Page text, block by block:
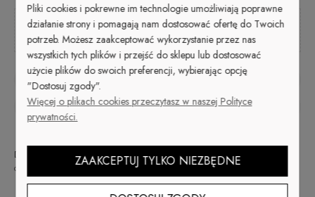
Kup i zapłać później
zapytaj o produkt
poleć znajomemu
Dostępność:
duża ilość
Wysyłka w: 48 Dostawa: od 9,99 zł - ORLEN Paczka
(Polska)
Cena nie zawiera ewentualnych kosztów płatności
sprawdź formy dostawy
Pliki cookies i pokrewne im technologie umożliwiają poprawne
działanie strony i pomagają nam dostosować ofertę do Twoich
potrzeb. Możesz zaakceptować wykorzystanie przez nas
wszystkich tych plików i przejść do sklepu lub dostosować
użycie plików do swoich preferencji, wybierając opcję
"Dostosuj zgody".
Więcej o plikach cookies przeczytasz w naszej Polityce
prywatności.
ZAAKCEPTUJ TYLKO NIEZBĘDNE